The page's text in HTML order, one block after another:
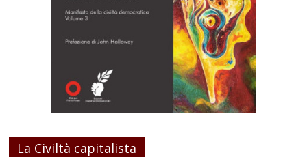
La Civiltà capitalista